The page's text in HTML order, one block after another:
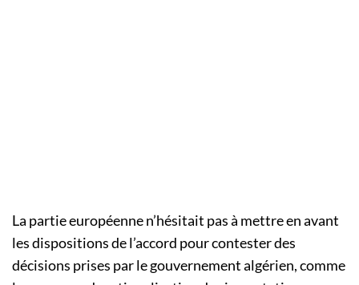
La partie européenne n’hésitait pas à mettre en avant
les dispositions de l’accord pour contester des
décisions prises par le gouvernement algérien, comme